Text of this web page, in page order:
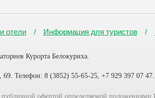
отели Информация для туристов
Курорта Белокуриха.
69. Телефон: 8 (3852) 55-65-25, +7 929 397 07
офертой определяемой положениями